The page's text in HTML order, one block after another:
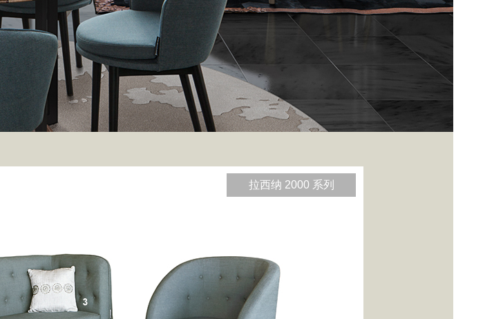
拉西纳 2000 系列